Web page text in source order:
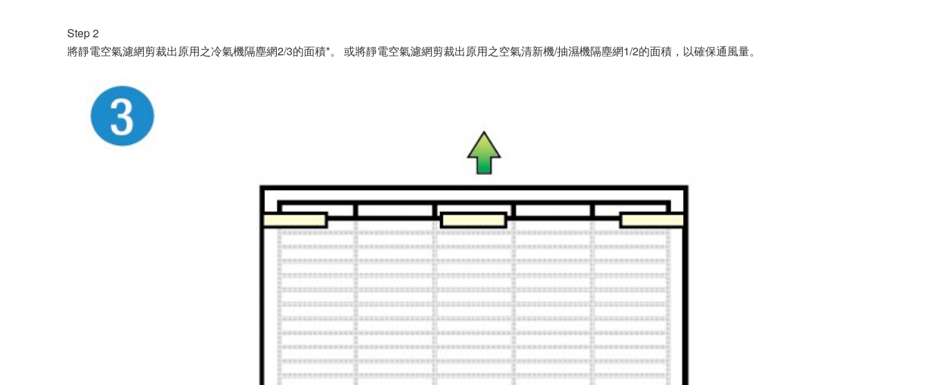
Step 2
將靜電空氣濾網剪裁出原用之冷氣機隔塵網2/3的面積*。 或將靜電空氣濾網剪裁出原用之空氣清新機/抽濕機隔塵網1/2的面積，以確保通風量。